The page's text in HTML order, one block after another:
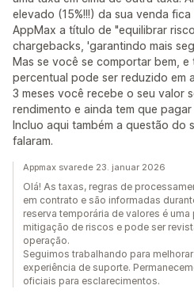
elevado (15%!!!) da sua venda
AppMax a título de "equilibrar
chargebacks, 'garantindo mais
Mas se você se comportar bem,
percentual pode ser reduzido em
3 meses você recebe o seu valor
rendimento e ainda tem que
Incluo aqui também a questão do
falaram.
Appmax svarede 23. januar 2026
Olá! As taxas, regras de
em contrato e são informadas
reserva temporária de valores é
mitigação de riscos e pode ser
operação.
Seguimos trabalhando para
experiência de suporte.
oficiais para esclarecimentos.